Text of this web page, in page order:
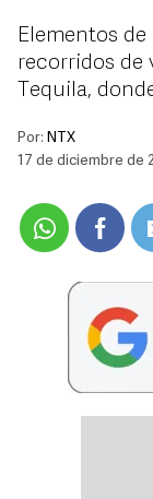
Elementos
recorridos de
Tequila,
Por: NTX
17 de diciembre de